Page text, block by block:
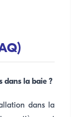
dans la baie ?
dans la